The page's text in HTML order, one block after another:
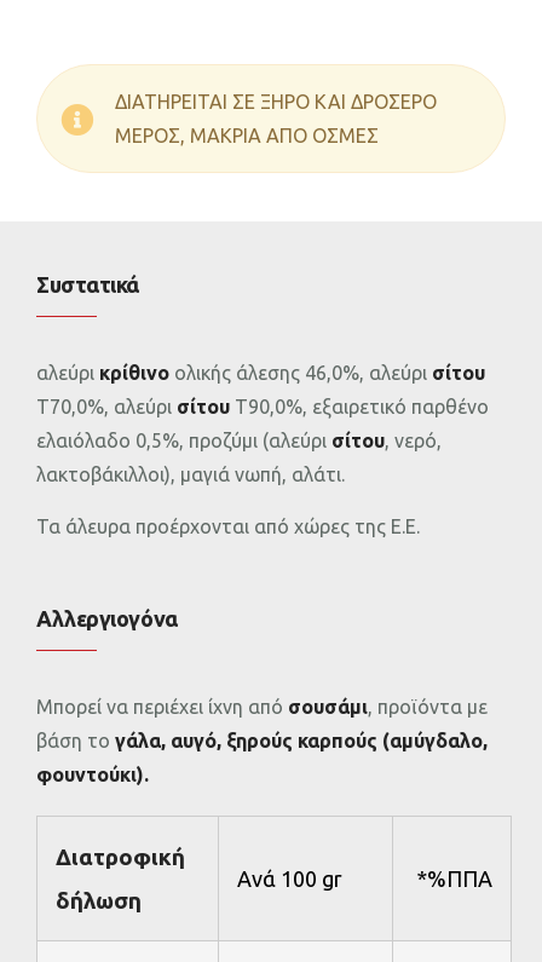
ΔΙΑΤΗΡΕΙΤΑΙ ΣΕ ΞΗΡΟ ΚΑΙ ΔΡΟΣΕΡΟ
ΜΕΡΟΣ, ΜΑΚΡΙΑ ΑΠΟ ΟΣΜΕΣ
Συστατικά
αλεύρι κρίθινο ολικής άλεσης 46,0%, αλεύρι σίτου
Τ70,0%, αλεύρι σίτου Τ90,0%, εξαιρετικό παρθένο
ελαιόλαδο 0,5%, προζύμι (αλεύρι σίτου, νερό,
λακτοβάκιλλοι), μαγιά νωπή, αλάτι.
Τα άλευρα προέρχονται από χώρες της Ε.Ε.
Αλλεργιογόνα
Μπορεί να περιέχει ίχνη από σουσάμι, προϊόντα με
βάση το γάλα, αυγό, ξηρούς καρπούς (αμύγδαλο,
φουντούκι).
Διατροφική
δήλωση
Ανά 100 gr *%ΠΠΑ